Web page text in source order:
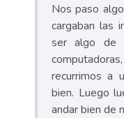
Nos paso
cargaban las
ser algo de
recurrimos a
bien. Luego
andar bien de